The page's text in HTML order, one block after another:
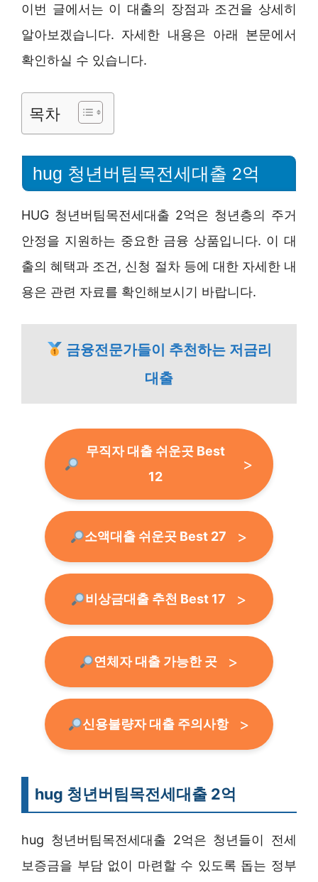
이번 글에서는 이 대출의 장점과 조건을 상세히
알아보겠습니다. 자세한 내용은 아래 본문에서
확인하실 수 있습니다.
목차
hug 청년버팀목전세대출 2억
HUG 청년버팀목전세대출 2억은 청년층의 주거
안정을 지원하는 중요한 금융 상품입니다. 이 대
출의 혜택과 조건, 신청 절차 등에 대한 자세한 내
용은 관련 자료를 확인해보시기 바랍니다.
금융전문가들이 추천하는 저금리
대출
무직자 대출 쉬운곳 Best
12
소액대출 쉬운곳 Best 27
비상금대출 추천 Best 17
연체자 대출 가능한 곳
신용불량자 대출 주의사항
hug 청년버팀목전세대출 2억
hug 청년버팀목전세대출 2억은 청년들이 전세
보증금을 부담 없이 마련할 수 있도록 돕는 정부